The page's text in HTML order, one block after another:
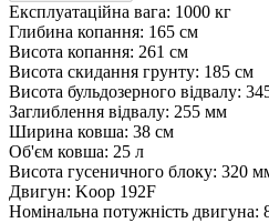
Експлуатаційна вага: 1000 кг
Глибина копання: 165 см
Висота копання: 261 см
Висота скидання грунту: 185 см
Висота бульдозерного відвалу:
Заглиблення відвалу: 255 мм
Ширина ковша: 38 см
Об'єм ковша: 25 л
Висота гусеничного блоку: 320
Двигун: Koop 192F
Номінальна потужність двигуна: